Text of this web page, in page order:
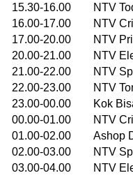
15.30-16.00 NTV
16.00-17.00 NTV
17.00-20.00 NTV
20.00-21.00 NTV
21.00-22.00 NTV
22.00-23.00 NTV
23.00-00.00 Kok
00.00-01.00 NTV
01.00-02.00 Ashop
02.00-03.00 NTV
03.00-04.00 NTV